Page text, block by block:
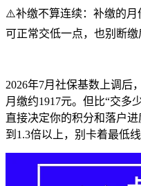
⚠️补缴不算连续：补缴的月
可正常交低一点，也别断缴
2026年7月社保基数上调后
月缴约1917元。但比“交
直接决定你的积分和落户
到1.3倍以上，别卡着最低线